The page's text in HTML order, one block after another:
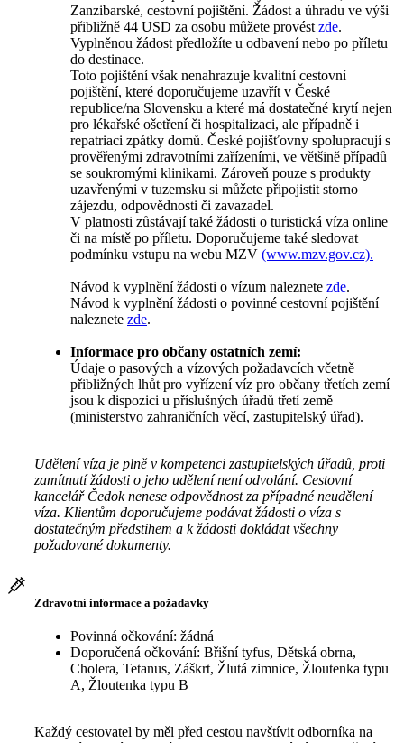
Zanzibarské, cestovní pojištění. Žádost a úhradu ve výši
přibližně 44 USD za osobu můžete provést zde.
Vyplněnou žádost předložíte u odbavení nebo po příletu
do destinace.
Toto pojištění však nenahrazuje kvalitní cestovní
pojištění, které doporučujeme uzavřít v České
republice/na Slovensku a které má dostatečné krytí nejen
pro lékařské ošetření či hospitalizaci, ale případně i
repatriaci zpátky domů. České pojišťovny spolupracují s
prověřenými zdravotními zařízeními, ve většině případů
se soukromými klinikami. Zároveň pouze s produkty
uzavřenými v tuzemsku si můžete připojistit storno
zájezdu, odpovědnosti či zavazadel.
V platnosti zůstávají také žádosti o turistická víza online
či na místě po příletu. Doporučujeme také sledovat
podmínku vstupu na webu MZV (www.mzv.gov.cz).
Návod k vyplnění žádosti o vízum naleznete zde.
Návod k vyplnění žádosti o povinné cestovní pojištění
naleznete zde.
Informace pro občany ostatních zemí:
Údaje o pasových a vízových požadavcích včetně
přibližných lhůt pro vyřízení víz pro občany třetích zemí
jsou k dispozici u příslušných úřadů třetí země
(ministerstvo zahraničních věcí, zastupitelský úřad).
Udělení víza je plně v kompetenci zastupitelských úřadů, proti
zamítnutí žádosti o jeho udělení není odvolání. Cestovní
kancelář Čedok nenese odpovědnost za případné neudělení
víza. Klientům doporučujeme podávat žádosti o víza s
dostatečným předstihem a k žádosti dokládat všechny
požadované dokumenty.
Zdravotní informace a požadavky
Povinná očkování: žádná
Doporučená očkování: Břišní tyfus, Dětská obrna,
Cholera, Tetanus, Záškrt, Žlutá zimnice, Žloutenka typu
A, Žloutenka typu B
Každý cestovatel by měl před cestou navštívit odborníka na